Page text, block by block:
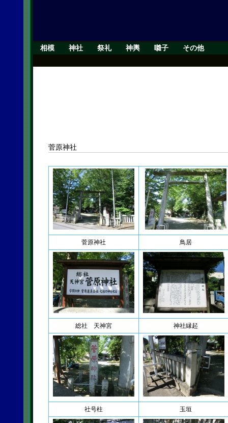
相模 神社 祭礼 神輿 囃子 その他
菅原神社
菅原神社 鳥居
総社 天神宮 神社縁起
社号柱 玉垣